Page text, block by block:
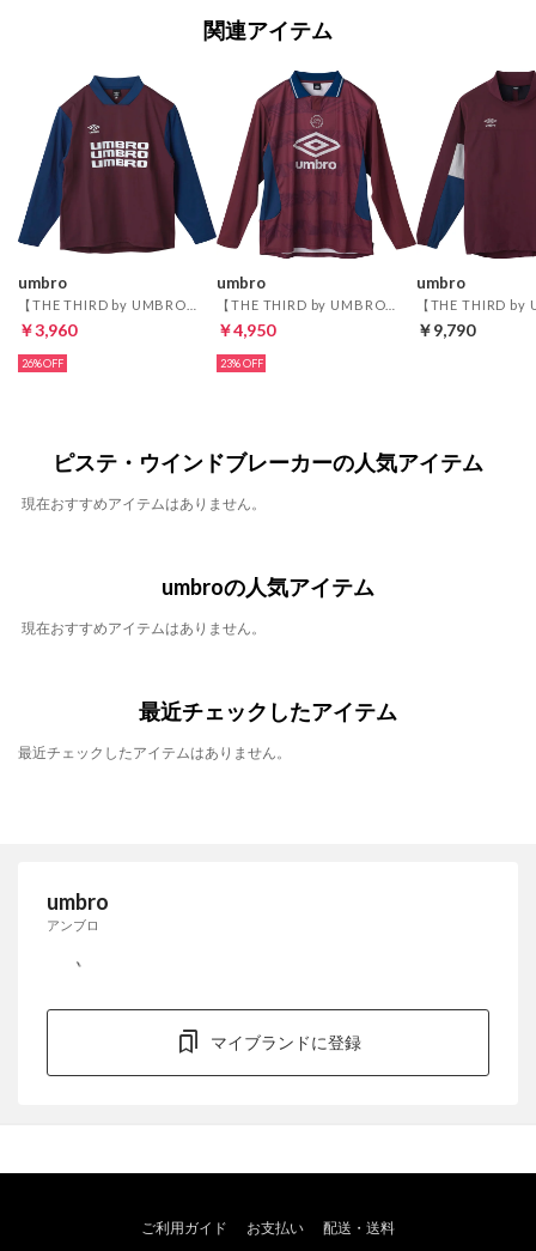
関連アイテム
umbro
￥3,960
26%
umbro
￥4,950
23%
umbro
￥9,790
ピステ・ウインドブレーカーの人気アイテム
現在おすすめアイテムはありません。
umbroの人気アイテム
現在おすすめアイテムはありません。
最近チェックしたアイテム
最近チェックしたアイテムはありません。
umbro
アンブロ
マイブランドに登録
ご利用ガイド お支払い 配送・送料